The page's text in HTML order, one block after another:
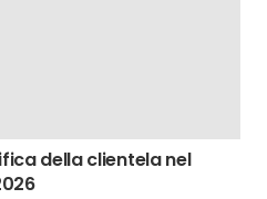
della clientela nel